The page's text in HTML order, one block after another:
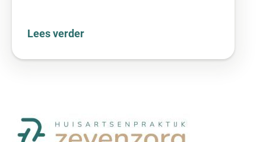
Lees verder